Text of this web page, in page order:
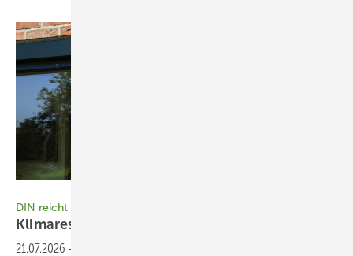
DIN reicht für Hitzeschutz nicht aus
Klimaresilient über die Norm
21.07.2026 -